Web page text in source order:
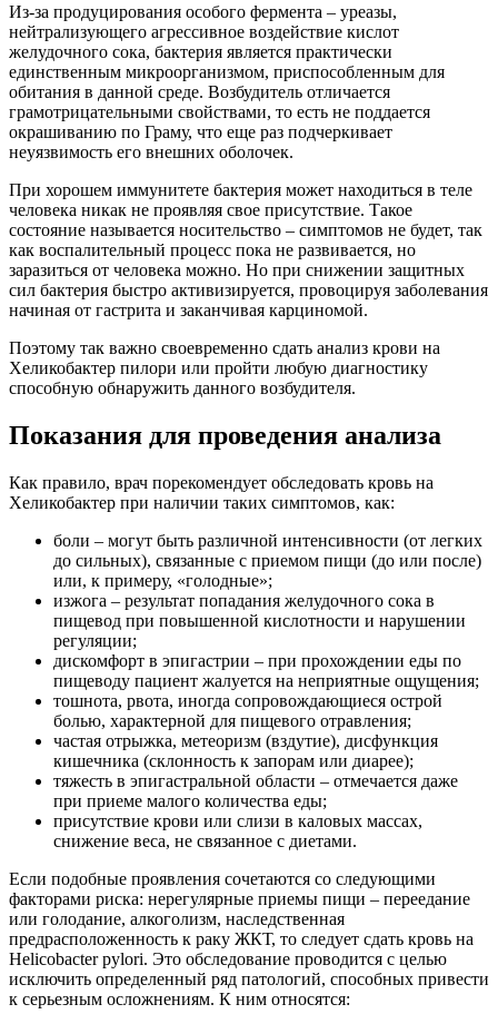
Из-за продуцирования особого фермента – уреазы,
нейтрализующего агрессивное воздействие кислот
желудочного сока, бактерия является практически
единственным микроорганизмом, приспособленным для
обитания в данной среде. Возбудитель отличается
грамотрицательными свойствами, то есть не поддается
окрашиванию по Граму, что еще раз подчеркивает
неуязвимость его внешних оболочек.
При хорошем иммунитете бактерия может находиться в теле
человека никак не проявляя свое присутствие. Такое
состояние называется носительство – симптомов не будет, так
как воспалительный процесс пока не развивается, но
заразиться от человека можно. Но при снижении защитных
сил бактерия быстро активизируется, провоцируя заболевания
начиная от гастрита и заканчивая карциномой.
Поэтому так важно своевременно сдать анализ крови на
Хеликобактер пилори или пройти любую диагностику
способную обнаружить данного возбудителя.
Показания для проведения анализа
Как правило, врач порекомендует обследовать кровь на
Хеликобактер при наличии таких симптомов, как:
боли – могут быть различной интенсивности (от легких
до сильных), связанные с приемом пищи (до или после)
или, к примеру, «голодные»;
изжога – результат попадания желудочного сока в
пищевод при повышенной кислотности и нарушении
регуляции;
дискомфорт в эпигастрии – при прохождении еды по
пищеводу пациент жалуется на неприятные ощущения;
тошнота, рвота, иногда сопровождающиеся острой
болью, характерной для пищевого отравления;
частая отрыжка, метеоризм (вздутие), дисфункция
кишечника (склонность к запорам или диарее);
тяжесть в эпигастральной области – отмечается даже
при приеме малого количества еды;
присутствие крови или слизи в каловых массах,
снижение веса, не связанное с диетами.
Если подобные проявления сочетаются со следующими
факторами риска: нерегулярные приемы пищи – переедание
или голодание, алкоголизм, наследственная
предрасположенность к раку ЖКТ, то следует сдать кровь на
Helicobacter pylori. Это обследование проводится с целью
исключить определенный ряд патологий, способных привести
к серьезным осложнениям. К ним относятся: